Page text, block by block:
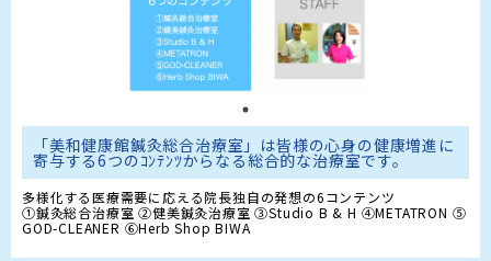
「美和健康館鍼灸総合治療室」は皆様の心身の健康増進に
寄与する6つのｺﾝﾃﾝﾂからなる総合的な治療室です。
多様化する医療需要に応える院長独自の発想の6コンテンツ
①鍼灸総合治療室 ②健美鍼灸治療室 ③Studio B & H ④METATRON ⑤
GOD-CLEANER ⑥Herb Shop BIWA